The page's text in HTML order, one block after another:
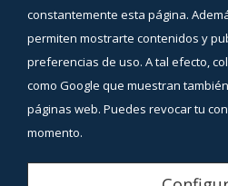
Facebook
YouTube
Aviso Legal
constantemente esta página.
permiten mostrarte contenidos y
preferencias de uso. A tal efecto,
como Google que muestran
páginas web. Puedes revocar tu
momento.